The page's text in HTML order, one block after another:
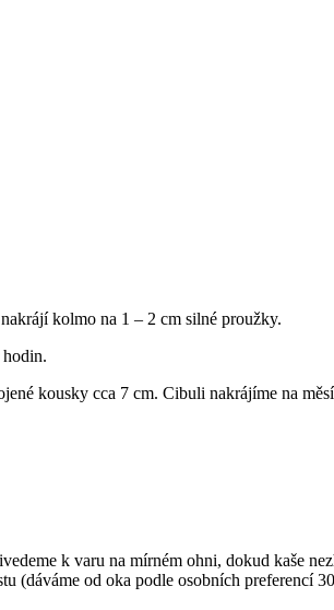
kolmo na 1 – 2 cm silné proužky.
hodin.
kousky cca 7 cm. Cibuli nakrájíme na
k varu na mírném ohni, dokud kaše
(dáváme od oka podle osobních preferencí